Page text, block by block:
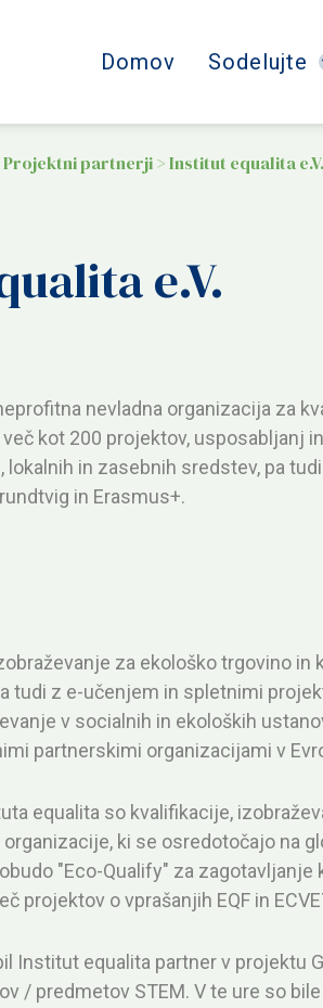
Domov Sodelujte
Projektni partnerji>Institut equalita e.V.
e.V.
nevladna organizacija za
kot 200 projektov, usposabljanj
in zasebnih sredstev, pa
in Erasmus+.
za ekološko trgovino
tudi z e-učenjem in spletnimi
v socialnih in ekoloških
partnerskimi organizacijami v
equalita so kvalifikacije,
ki se osredotočajo na
"Eco-Qualify" za
projektov o vprašanjih EQF in
Institut equalita partner v projektu
/ predmetov STEM. V te ure so